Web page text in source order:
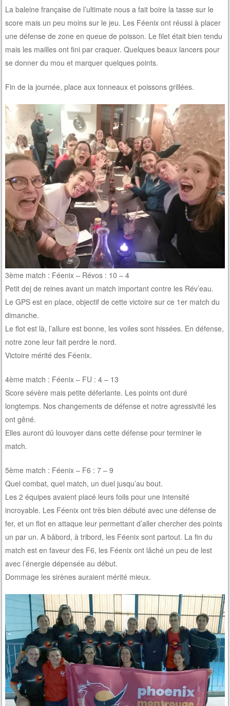
La baleine française de l’ultimate nous a fait boire la tasse sur le
score mais un peu moins sur le jeu. Les Féenix ont réussi à placer
une défense de zone en queue de poisson. Le filet était bien tendu
mais les mailles ont fini par craquer. Quelques beaux lancers pour
se donner du mou et marquer quelques points.
Fin de la journée, place aux tonneaux et poissons grillées.
3ème match : Féenix – Révos : 10 – 4
Petit dej de reines avant un match important contre les Rév’eau.
Le GPS est en place, objectif de cette victoire sur ce 1er match du
dimanche.
Le flot est là, l’allure est bonne, les voiles sont hissées. En défense,
notre zone leur fait perdre le nord.
Victoire mérité des Féenix.
4ème match : Féenix – FU : 4 – 13
Score sévère mais petite déferlante. Les points ont duré
longtemps. Nos changements de défense et notre agressivité les
ont gêné.
Elles auront dû louvoyer dans cette défense pour terminer le
match.
5ème match : Féenix – F6 : 7 – 9
Quel combat, quel match, un duel jusqu’au bout.
Les 2 équipes avaient placé leurs foils pour une intensité
incroyable. Les Féenix ont très bien débuté avec une défense de
fer, et un flot en attaque leur permettant d’aller chercher des points
un par un. A bâbord, à tribord, les Féenix sont partout. La fin du
match est en faveur des F6, les Féenix ont lâché un peu de lest
avec l’énergie dépensée au début.
Dommage les sirènes auraient mérité mieux.